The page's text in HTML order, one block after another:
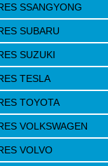
SSANGYONG
SUBARU
SUZUKI
TESLA
TOYOTA
VOLKSWAGEN
VOLVO